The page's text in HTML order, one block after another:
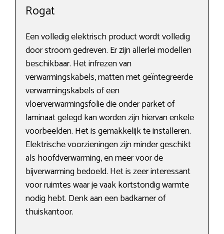
Rogat
Een volledig elektrisch product wordt volledig
door stroom gedreven. Er zijn allerlei modellen
beschikbaar. Het infrezen van
verwarmingskabels, matten met geïntegreerde
verwarmingskabels of een
vloerverwarmingsfolie die onder parket of
laminaat gelegd kan worden zijn hiervan enkele
voorbeelden. Het is gemakkelijk te installeren.
Elektrische voorzieningen zijn minder geschikt
als hoofdverwarming, en meer voor de
bijverwarming bedoeld. Het is zeer interessant
voor ruimtes waar je vaak kortstondig warmte
nodig hebt. Denk aan een badkamer of
thuiskantoor.